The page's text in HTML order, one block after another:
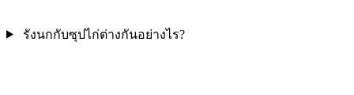
รังนกกับซุปไก่ต่างกันอย่างไร?